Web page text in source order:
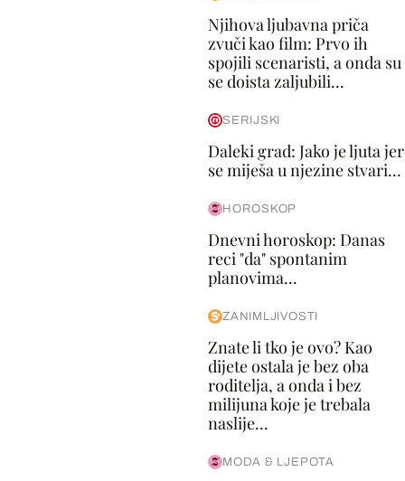
Njihova ljubavna priča
zvuči kao film: Prvo ih
spojili scenaristi, a onda su
se doista zaljubili...
SERIJSKI
Daleki grad: Jako je ljuta jer
se miješa u njezine stvari...
HOROSKOP
Dnevni horoskop: Danas
reci "da" spontanim
planovima...
ZANIMLJIVOSTI
Znate li tko je ovo? Kao
dijete ostala je bez oba
roditelja, a onda i bez
milijuna koje je trebala
naslije...
MODA & LJEPOTA